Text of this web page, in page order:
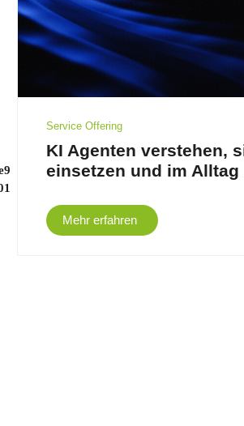
Service Offering
KI Agenten verstehen,
einsetzen und im Alltag
Mehr erfahren